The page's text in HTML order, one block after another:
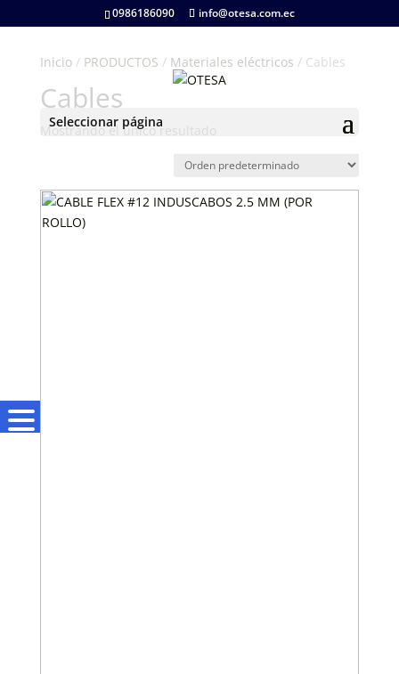
0986186090 info@otesa.com.ec
Seleccionar página
Inicio/ PRODUCTOS / Materiales eléctricos / Cables
Cables
Mostrando el único resultado